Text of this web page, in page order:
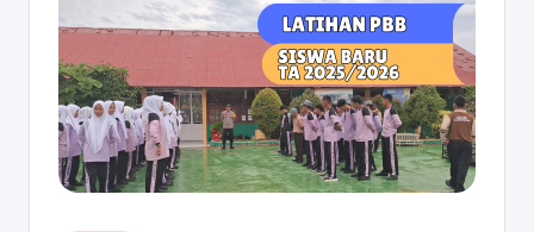
6
P
A
D
A